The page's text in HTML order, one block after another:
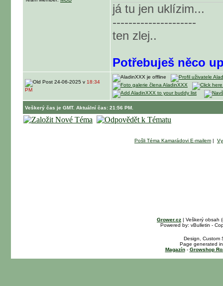
já tu jen uklízim...
---------------------
ten zlej..
Potřebuješ něco
24-06-2025 v 18:34
PM
Veškerý čas je GMT. Aktuální čas: 21:56 PM.
Pošli Téma Kamarádovi E-mailem |
Grower.cz | Veškerý obsah
Powered by: vBulletin -
Design, Custom
Page generated
Magazín- Growshop